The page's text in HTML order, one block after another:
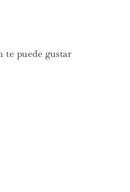
te puede gustar